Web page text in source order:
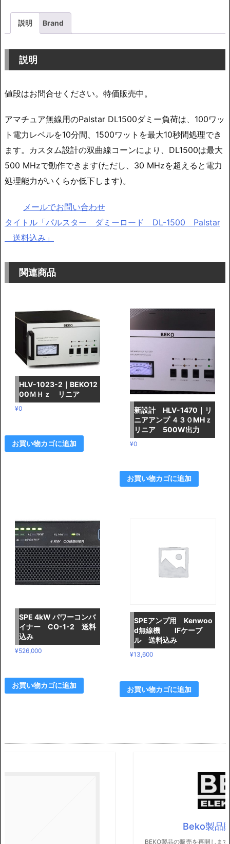
説明 Brand
説明
値段はお問合せください。特価販売中。
アマチュア無線用のPalstar DL1500ダミー負荷は、100ワッ
ト電力レベルを10分間、1500ワットを最大10秒間処理でき
ます。カスタム設計の双曲線コーンにより、DL1500は最大
500 MHzで動作できます(ただし、30 MHzを超えると電力
処理能力がいくらか低下します)。
メールでお問い合わせ
タイトル「パルスター ダミーロード DL-1500 Palstar
送料込み」
関連商品
HLV-1023-2｜BEKO12
00ＭＨｚ リニア
¥0
お買い物カゴに追加
新設計 HLV-1470｜リ
ニアアンプ ４３０MHｚ
リニア 500W出力
¥0
お買い物カゴに追加
SPE 4kW パワーコンバ
イナー CO-1-2 送料
込み
¥526,000
お買い物カゴに追加
SPEアンプ用 Kenwoo
d無線機 IFケーブ
ル 送料込み
¥13,600
お買い物カゴに追加
BEKO製品の販売を再開します。 よろしくお願いします。